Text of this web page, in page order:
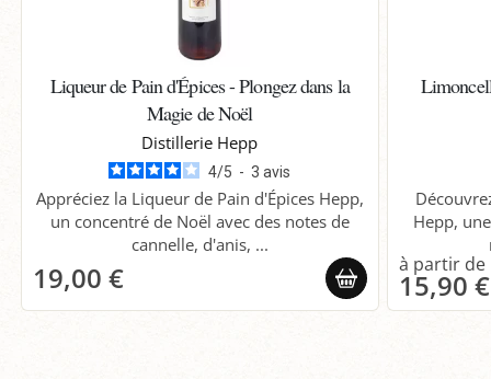
Liqueur de Pain d'Épices - Plongez dans la
Magie de Noël
Distillerie Hepp
4/5 - 3avis
Appréciez la Liqueur de Pain d'Épices Hepp,
un concentré de Noël avec des notes de
cannelle, d'anis, ...
19,00 €
Hepp,
15,90 €